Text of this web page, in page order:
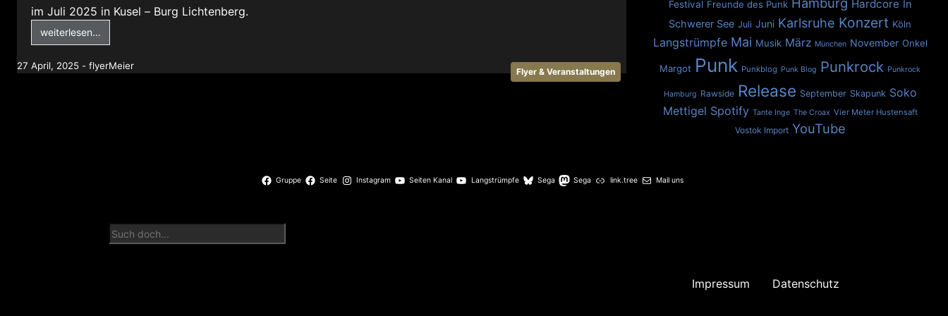
im Juli 2025 in Kusel – Burg Lichtenberg.
weiterlesen…
27 April, 2025 - flyerMeier
Flyer & Veranstaltungen
Festival Freunde des Punk Hardcore In
Schwerer See Juli Juni Karlsruhe Konzert Köln
Langstrümpfe Mai Musik März München November Onkel
Margot Punk Punkblog Punk Blog Punkrock Punkrock
Hamburg Rawside Release September Skapunk Soko
Mettigel Spotify Tante Inge The Croax Vier Meter Hustensaft
Vostok Import YouTube
Gruppe Seite Instagram Seiten Kanal Langstrümpfe Sega Sega link.tree Mail uns
Impressum Datenschutz